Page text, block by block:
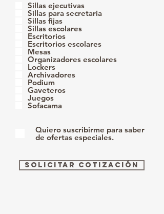
Sillas ejecutivas
Sillas para secretaria
Sillas fijas
Sillas escolares
Escritorios
Escritorios escolares
Mesas
Organizadores escolares
Lockers
Archivadores
Podium
Gaveteros
Juegos
Sofacama
Quiero suscribirme para saber
de ofertas especiales.
Solicitar cotización